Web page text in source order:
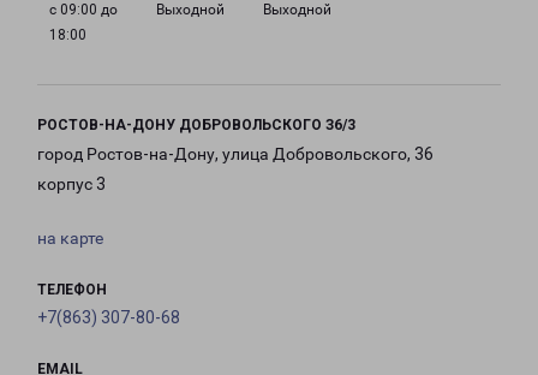
с 09:00 до
18:00
Выходной Выходной
РОСТОВ-НА-ДОНУ ДОБРОВОЛЬСКОГО З6/3
город Ростов-на-Дону, улица Добровольского, 36
корпус 3
на карте
ТЕЛЕФОН
+7(863) 307-80-68
EMAIL